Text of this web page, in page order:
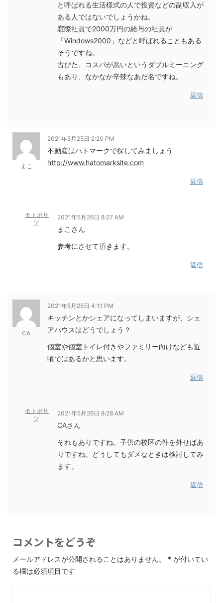
と呼ばれる生活様式の人で投資などの副収入が
ある人ではないでしょうかね。
窓際社員で2000万円の給与の社員が
「Windows2000」などと呼ばれることもある
そうですね。
古びた、コスパが悪いというダブルミーニング
もあり、なかなか辛辣なあだ名ですね。
返信
まこ
2021年5月25日 2:20 PM
不動産はハトマークで探してみましょう
http://www.hatomarksite.com
返信
モトボサ
ツ
2021年5月26日 8:27 AM
まこさん
参考にさせて頂きます。
返信
CA
2021年5月25日 4:11 PM
キッチンとかシェアになってしまいますが、シェ
アハウスはどうでしょう？
個室や個室トイレ付きやファミリー向けなども近
頃ではあるかと思います。
返信
モトボサ
ツ
2021年5月26日 8:28 AM
CAさん
それもありですね。子供の校区の件を外せばあ
りですね。どうしてもダメなときは検討してみ
ます。
返信
コメントをどうぞ
メールアドレスが公開されることはありません。 * が付いてい
る欄は必須項目です